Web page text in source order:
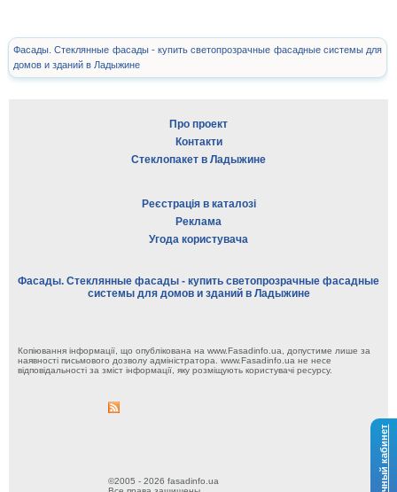
Личный кабинет
Фасады. Стеклянные фасады - купить светопрозрачные фасадные системы для
домов и зданий в Ладыжине
Про проект
Контакти
Стеклопакет в Ладыжине
Реєстрація в каталозі
Реклама
Угода користувача
Фасады. Стеклянные фасады - купить светопрозрачные фасадные
системы для домов и зданий в Ладыжине
Копіювання інформації, що опублікована на www.Fasadinfo.ua, допустиме лише за
наявності письмового дозволу адміністратора. www.Fasadinfo.ua не несе
відповідальності за зміст інформації, яку розміщують користувачі ресурсу.
©2005 - 2026 fasadinfo.ua